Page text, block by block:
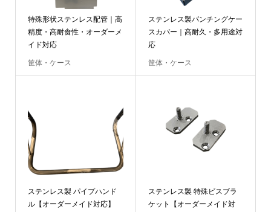
特殊形状ステンレス配管｜高
精度・高耐食性・オーダーメ
イド対応
筐体・ケース
ステンレス製パンチングケー
スカバー｜高耐久・多用途対
応
筐体・ケース
ステンレス製 パイプハンド
ル【オーダーメイド対応】
ステンレス製 特殊ビスブラ
ケット【オーダーメイド対